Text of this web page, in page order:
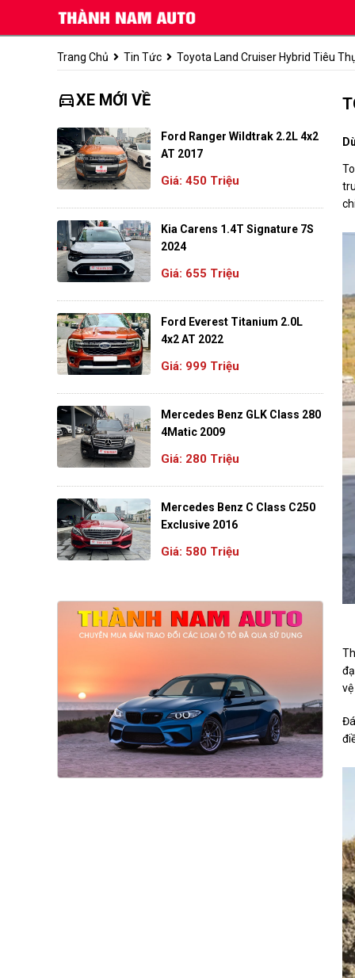
Trang Chủ Tin Tức Toyota Land Cruiser Hybrid Tiêu
directions_carXE MỚI VỀ
Ford Ranger Wildtrak 2.2L 4x2
AT 2017
Giá: 450 Triệu
Kia Carens 1.4T Signature 7S
2024
Giá: 655 Triệu
Ford Everest Titanium 2.0L
4x2 AT 2022
Giá: 999 Triệu
Mercedes Benz GLK Class 280
4Matic 2009
Giá: 280 Triệu
Mercedes Benz C Class C250
Exclusive 2016
Giá: 580 Triệu